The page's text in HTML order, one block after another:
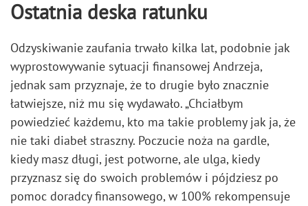
Ostatnia deska ratunku
Odzyskiwanie zaufania trwało kilka lat, podobnie jak
wyprostowywanie sytuacji finansowej Andrzeja,
jednak sam przyznaje, że to drugie było znacznie
łatwiejsze, niż mu się wydawało. „Chciałbym
powiedzieć każdemu, kto ma takie problemy jak ja, że
nie taki diabeł straszny. Poczucie noża na gardle,
kiedy masz długi, jest potworne, ale ulga, kiedy
przyznasz się do swoich problemów i pójdziesz po
pomoc doradcy finansowego, w 100% rekompensuje